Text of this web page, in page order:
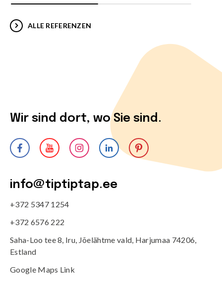
ALLE REFERENZEN
Wir sind dort, wo Sie sind.
info@tiptiptap.ee
+372 5347 1254
+372 6576 222
Saha-Loo tee 8, Iru, Jõelähtme vald, Harjumaa 74206,
Estland
Google Maps Link